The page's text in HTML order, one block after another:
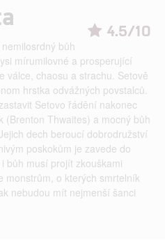
4.5/10
bůh
mírumilovné a prosperující
válce, chaosu a strachu. Setově
hrstka odvážných povstalců.
Setovo řádění nakonec
(Brenton Thwaites) a mocný bůh
dech beroucí dobrodružství
poskokům je zavede do
bůh musí projít zkouškami
monstrům, o kterých smrtelník
nebudou mít nejmenší šanci